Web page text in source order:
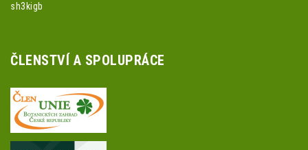
sh3kigb
ČLENSTVÍ A SPOLUPRÁCE